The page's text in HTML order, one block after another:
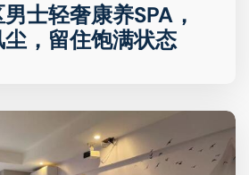
士轻奢康养SPA，
，留住饱满状态